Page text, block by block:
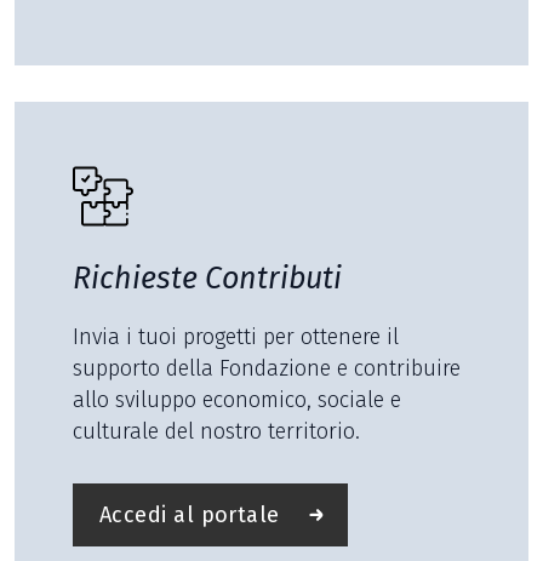
Richieste Contributi
Invia i tuoi progetti per ottenere il
supporto della Fondazione e contribuire
allo sviluppo economico, sociale e
culturale del nostro territorio.
Accedi al portale